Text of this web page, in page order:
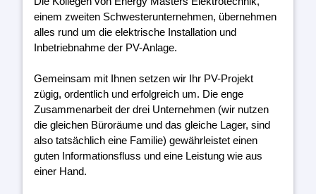
einem zweiten Schwesterunternehmen, übernehmen
alles rund um die elektrische Installation und
Inbetriebnahme der PV-Anlage.
Gemeinsam mit Ihnen setzen wir Ihr PV-Projekt
zügig, ordentlich und erfolgreich um. Die enge
Zusammenarbeit der drei Unternehmen (wir nutzen
die gleichen Büroräume und das gleiche Lager, sind
also tatsächlich eine Familie) gewährleistet einen
guten Informationsfluss und eine Leistung wie aus
einer Hand.